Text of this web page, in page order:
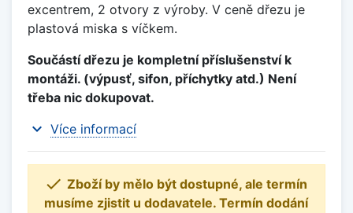
excentrem, 2 otvory z výroby. V ceně dřezu je
plastová miska s víčkem.
Součástí dřezu je kompletní příslušenství k
montáži. (výpusť, sifon, příchytky atd.) Není
třeba nic dokupovat.
expand_more Více informací
 Zboží by mělo být dostupné, ale termín
musíme zjistit u dodavatele. Termín dodání